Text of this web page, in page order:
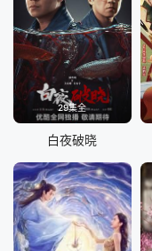
29集全
白夜破晓